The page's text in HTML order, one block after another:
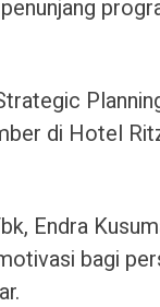
di Hotel
Endra
bagi